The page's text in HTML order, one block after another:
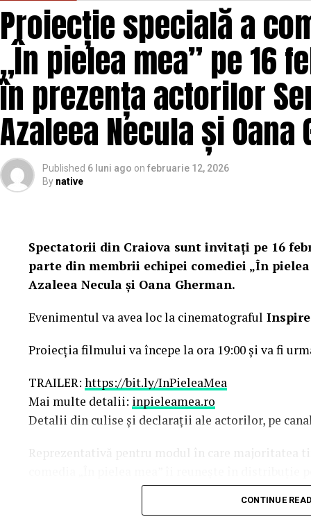
Proiecție specială a
„În pielea mea” pe 16
în prezența actorilor
Azaleea Necula și Oana
Published 6 luni ago on februarie 12, 2026
By native
Spectatorii din Craiova sunt invitați pe 16
parte din membrii echipei comediei „În
Azaleea Necula și Oana Gherman.
Evenimentul va avea loc la cinematograful
Proiecția filmului va începe la ora 19:00 și va fi
TRAILER: https://bit.ly/InPieleaMea
Mai multe detalii: inpieleamea.ro
Detalii din culise și declarații ale actorilor, pe
Reprezentativă pentru modul în care majoritatea
Costache, Oana Gherman, Vlad Gherman,
CONTINUE